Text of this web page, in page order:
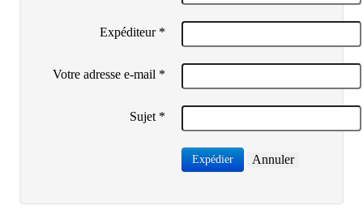
Expéditeur*
Votre adresse e-mail *
Sujet *
Expédier Annuler